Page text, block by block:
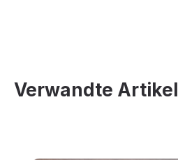
Verwandte Artikel